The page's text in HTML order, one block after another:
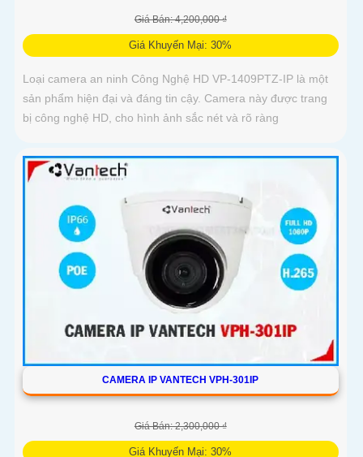
Giá Bán: 4,200,000 ₫
Giá Khuyến Mại: 30%
Loại camera an ninh Công Nghệ HD VP-1409PTZ-IP là một
sản phẩm hiện đại và đáng tin cậy. Camera này được trang
bị công nghệ HD, cho hình ảnh sắc nét và rõ ràng
CAMERA IP VANTECH VPH-301IP
Giá Bán: 2,300,000 ₫
Giá Khuyến Mại: 30%